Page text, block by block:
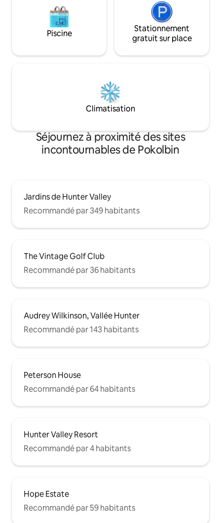
Piscine
Stationnement
gratuit sur place
Climatisation
Séjournez à proximité des sites
incontournables de Pokolbin
Jardins de Hunter Valley
Recommandé par 349 habitants
The Vintage Golf Club
Recommandé par 36 habitants
Audrey Wilkinson, Vallée Hunter
Recommandé par 143 habitants
Peterson House
Recommandé par 64 habitants
Hunter Valley Resort
Recommandé par 4 habitants
Hope Estate
Recommandé par 59 habitants